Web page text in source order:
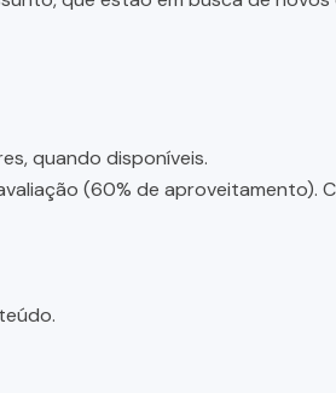
quando disponíveis.
(60% de aproveitamento).